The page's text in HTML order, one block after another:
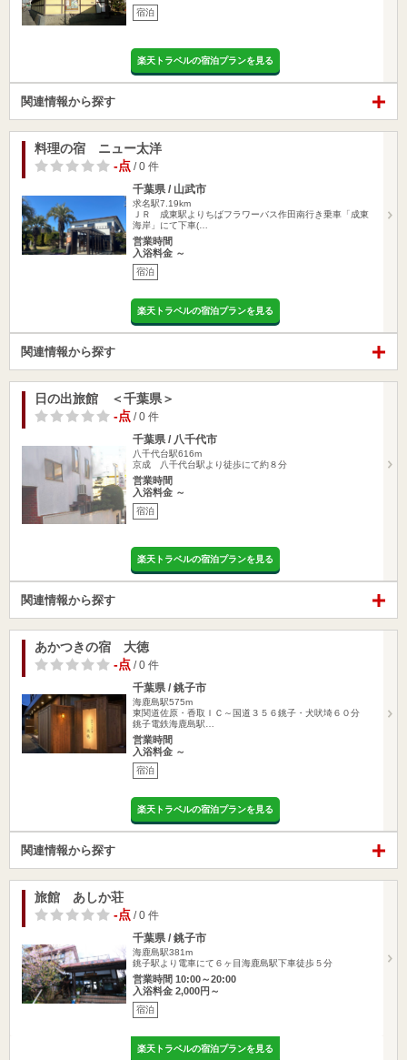
宿泊
楽天トラベルの宿泊プランを見る
関連情報から探す
料理の宿 ニュー太洋
-点 / 0 件
千葉県 / 山武市
求名駅7.19km
ＪＲ 成東駅よりちばフラワーバス作田南行き乗車「成東
海岸」にて下車(…
営業時間
入浴料金 ～
宿泊
楽天トラベルの宿泊プランを見る
関連情報から探す
日の出旅館 ＜千葉県＞
-点 / 0 件
千葉県 / 八千代市
八千代台駅616m
京成 八千代台駅より徒歩にて約８分
営業時間
入浴料金 ～
宿泊
楽天トラベルの宿泊プランを見る
関連情報から探す
あかつきの宿 大徳
-点 / 0 件
千葉県 / 銚子市
海鹿島駅575m
東関道佐原・香取ＩＣ～国道３５６銚子・犬吠埼６０分
銚子電鉄海鹿島駅…
営業時間
入浴料金 ～
宿泊
楽天トラベルの宿泊プランを見る
関連情報から探す
旅館 あしか荘
-点 / 0 件
千葉県 / 銚子市
海鹿島駅381m
銚子駅より電車にて６ヶ目海鹿島駅下車徒歩５分
営業時間 10:00～20:00
入浴料金 2,000円～
宿泊
楽天トラベルの宿泊プランを見る